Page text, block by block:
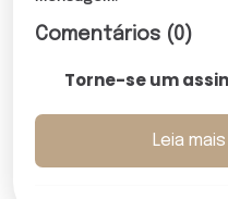
Comentários (0)
Torne-se um
Leia